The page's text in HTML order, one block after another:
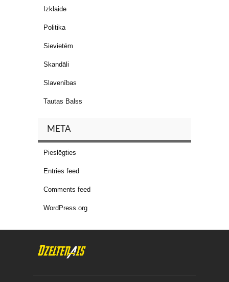
Izklaide
Politika
Sievietēm
Skandāli
Slavenības
Tautas Balss
META
Pieslēgties
Entries feed
Comments feed
WordPress.org